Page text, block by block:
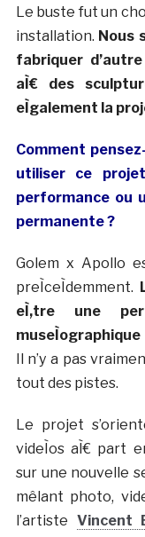
Le buste fut un
installation. Nous
fabriquer
aÌ€ des
eÌgalement la
Comment
utiliser ce
performance ou
permanente ?
Golem x Apollo
preÌceÌdemment.
eÌ‚tre une
Il n’y a pas
tout des pistes.
Le projet
videÌos aÌ€ part
sur une nouvelle
mêlant photo,
l’artiste Vincent